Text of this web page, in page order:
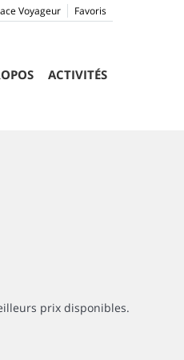
Favoris
Voyageur
ACTIVITÉS
prix disponibles.